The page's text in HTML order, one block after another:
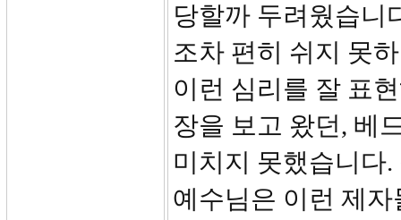
당할까 두려웠습니
조차 편히 쉬지 못
이런 심리를 잘 표
장을 보고 왔던, 베
미치지 못했습니다
예수님은 이런 제